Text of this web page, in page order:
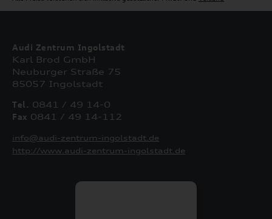
Audi Zentrum Ingolstadt
Karl Brod GmbH
Neuburger Straße 75
85057 Ingolstadt
Tel. 0841 / 49 14-0
Fax 0841 / 49 14-112
info@audi-zentrum-ingolstadt.de
http://www.audi-zentrum-ingolstadt.de